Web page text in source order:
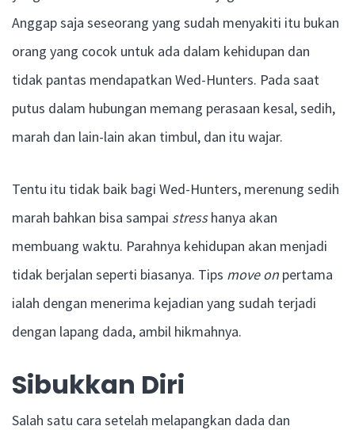
Anggap saja seseorang yang sudah menyakiti itu bukan
orang yang cocok untuk ada dalam kehidupan dan
tidak pantas mendapatkan Wed-Hunters. Pada saat
putus dalam hubungan memang perasaan kesal, sedih,
marah dan lain-lain akan timbul, dan itu wajar.
Tentu itu tidak baik bagi Wed-Hunters, merenung sedih
marah bahkan bisa sampai stresshanya akan
membuang waktu. Parahnya kehidupan akan menjadi
tidak berjalan seperti biasanya. Tips move on pertama
ialah dengan menerima kejadian yang sudah terjadi
dengan lapang dada, ambil hikmahnya.
Sibukkan Diri
Salah satu cara setelah melapangkan dada dan